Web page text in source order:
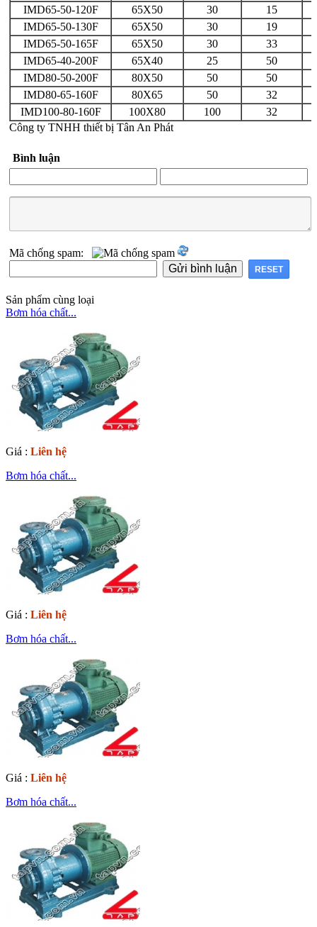
IMD65-50-120F 65X50 30
15
IMD65-50-130F
65X50 30
19
IMD65-50-165F
65X50 30
33
IMD65-40-200F
65X40 25
50
IMD80-50-200F
80X50 50 50
IMD80-65-160F
80X65 50
32
IMD100-80-160F
100X80 100 32
Công ty TNHH thiết bị Tân An Phát
Bình luận
Mã chống spam:
Sản phẩm cùng loại
Bơm hóa chất...
Giá : Liên hệ
Bơm hóa chất...
Giá : Liên hệ
Bơm hóa chất...
Giá : Liên hệ
Bơm hóa chất...